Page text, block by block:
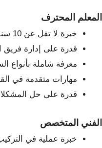
المعلم المحترف
خبرة لا تقل عن 10 سنوات في المجال
قدرة على إدارة فريق
معرفة شاملة بأنواع
مهارات متقدمة في
قدرة على حل
الفني المتخصص
خبرة عملية في التركيب